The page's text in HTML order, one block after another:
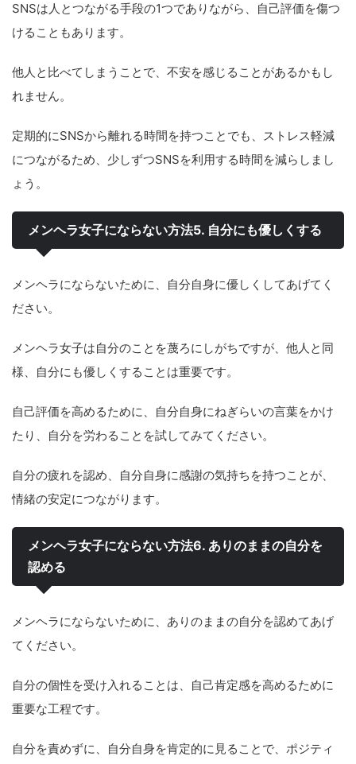
SNSは人とつながる手段の1つでありながら、自己評価を傷つ
けることもあります。
他人と比べてしまうことで、不安を感じることがあるかもし
れません。
定期的にSNSから離れる時間を持つことでも、ストレス軽減
につながるため、少しずつSNSを利用する時間を減らしまし
ょう。
メンヘラ女子にならない方法5. 自分にも優しくする
メンヘラにならないために、自分自身に優しくしてあげてく
ださい。
メンヘラ女子は自分のことを蔑ろにしがちですが、他人と同
様、自分にも優しくすることは重要です。
自己評価を高めるために、自分自身にねぎらいの言葉をかけ
たり、自分を労わることを試してみてください。
自分の疲れを認め、自分自身に感謝の気持ちを持つことが、
情緒の安定につながります。
メンヘラ女子にならない方法6. ありのままの自分を
認める
メンヘラにならないために、ありのままの自分を認めてあげ
てください。
自分の個性を受け入れることは、自己肯定感を高めるために
重要な工程です。
自分を責めずに、自分自身を肯定的に見ることで、ポジティ